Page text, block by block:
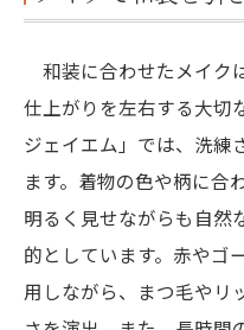
和装に合わせたメイク
仕上がりを左右する大切
ジェイエム」では、洗練
ます。着物の色や柄に合
明るく見せながらも自然
的としています。赤やゴ
用しながら、まつ毛やリ